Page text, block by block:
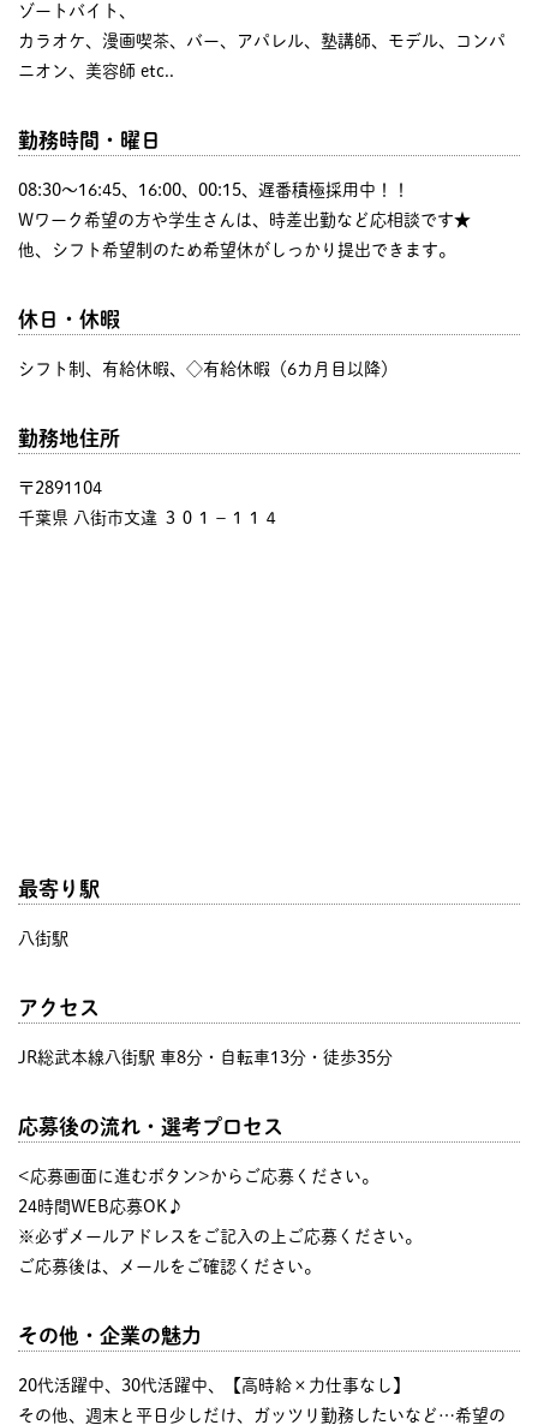
ゾートバイト、
カラオケ、漫画喫茶、バー、アパレル、塾講師、モデル、コンパ
ニオン、美容師 etc..
勤務時間・曜日
08:30〜16:45、16:00、00:15、遅番積極採用中！！
Wワーク希望の方や学生さんは、時差出勤など応相談です★
他、シフト希望制のため希望休がしっかり提出できます。
休日・休暇
シフト制、有給休暇、◇有給休暇（6カ月目以降）
勤務地住所
〒2891104
千葉県 八街市文違 ３０１−１１４
最寄り駅
八街駅
アクセス
JR総武本線八街駅 車8分・自転車13分・徒歩35分
応募後の流れ・選考プロセス
<応募画面に進むボタン>からご応募ください。
24時間WEB応募OK♪
※必ずメールアドレスをご記入の上ご応募ください。
ご応募後は、メールをご確認ください。
その他・企業の魅力
20代活躍中、30代活躍中、【高時給×力仕事なし】
その他、週末と平日少しだけ、ガッツリ勤務したいなど…希望の